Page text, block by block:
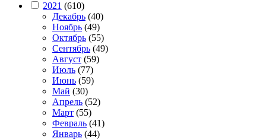
2021 (610)
Декабрь (40)
Ноябрь (49)
Октябрь (55)
Сентябрь (49)
Август (59)
Июль (77)
Июнь (59)
Май (30)
Апрель (52)
Март (55)
Февраль (41)
Январь (44)